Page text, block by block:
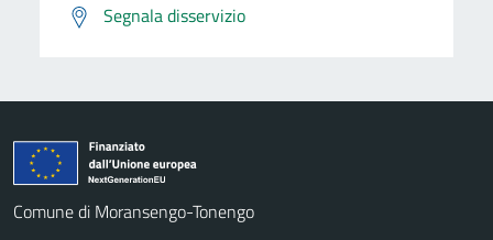
Segnala disservizio
Comune di Moransengo-Tonengo